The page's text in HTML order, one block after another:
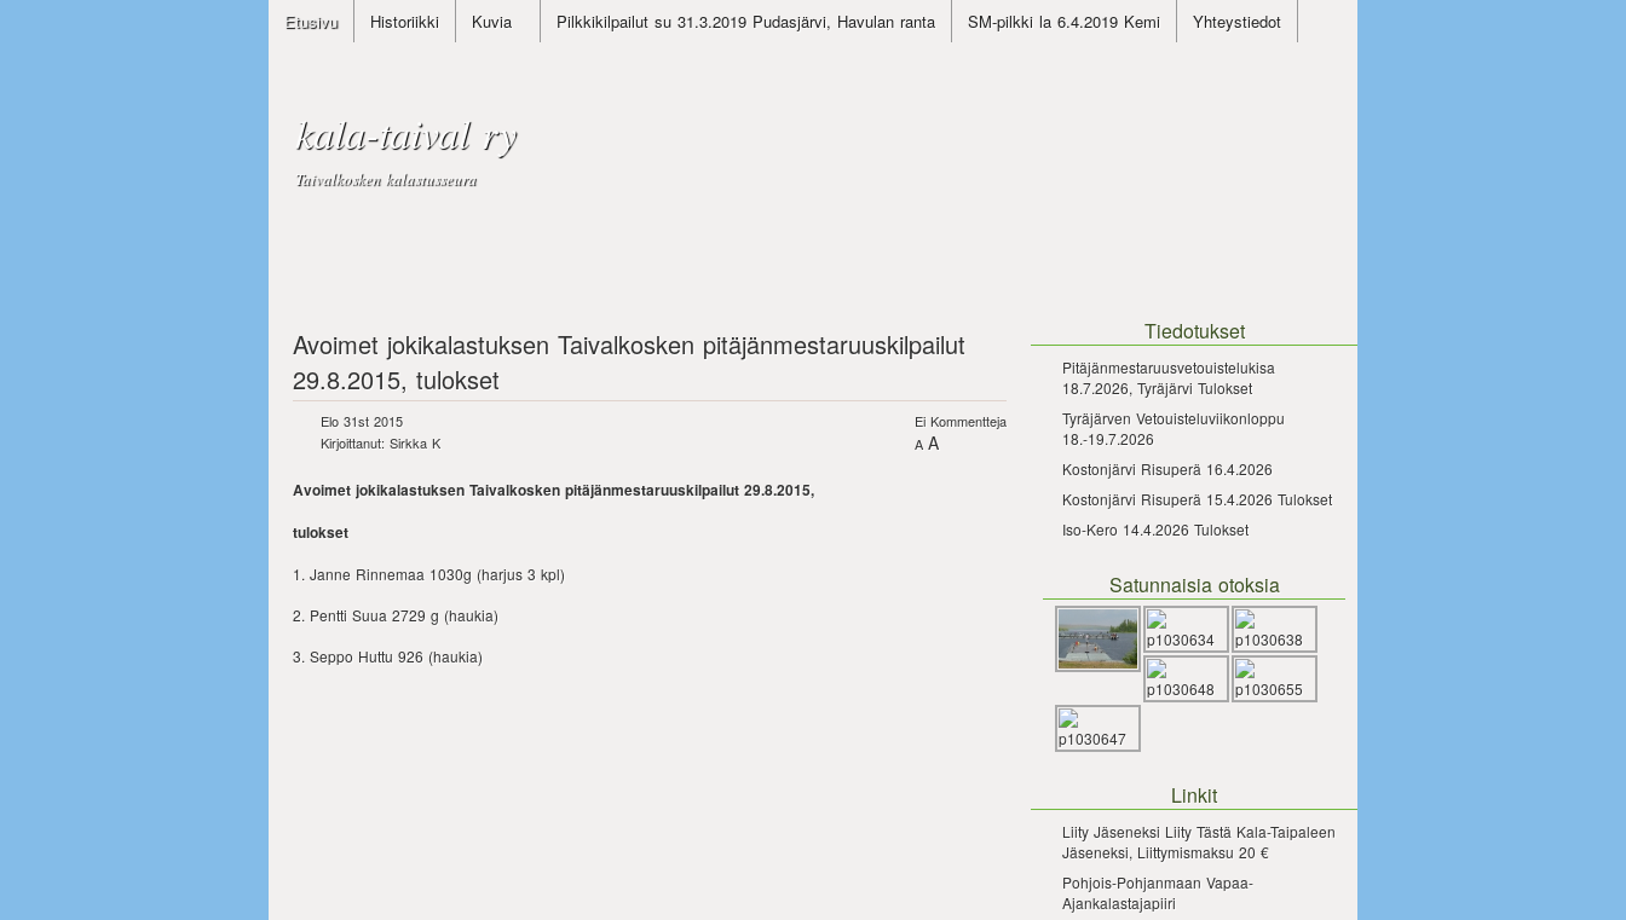
Etusivu Historiikki Kuvia Pilkkikilpailut su 31.3.2019 Pudasjärvi, Havulan ranta SM-pilkki la 6.4.2019 Kemi Yhteystiedot
kala-taival ry
Taivalkosken kalastusseura
Avoimet jokikalastuksen Taivalkosken pitäjänmestaruuskilpailut
29.8.2015, tulokset
Elo 31st 2015
Kirjoittanut: Sirkka K
Ei Kommentteja
A A
Avoimet jokikalastuksen Taivalkosken pitäjänmestaruuskilpailut 29.8.2015,
tulokset
1. Janne Rinnemaa 1030g (harjus 3 kpl)
2. Pentti Suua 2729 g (haukia)
3. Seppo Huttu 926 (haukia)
Tiedotukset
Pitäjänmestaruusvetouistelukisa
18.7.2026, Tyräjärvi Tulokset
Tyräjärven Vetouisteluviikonloppu
18.-19.7.2026
Kostonjärvi Risuperä 16.4.2026
Kostonjärvi Risuperä 15.4.2026 Tulokset
Iso-Kero 14.4.2026 Tulokset
Satunnaisia otoksia
Linkit
Liity Jäseneksi Liity Tästä Kala-Taipaleen
Jäseneksi, Liittymismaksu 20 €
Pohjois-Pohjanmaan Vapaa-
Ajankalastajapiiri